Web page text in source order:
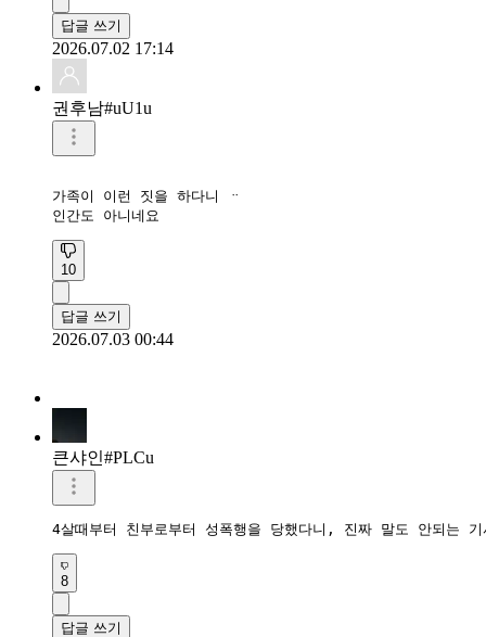
답글 쓰기
2026.07.02 17:14
권후남#uU1u
가족이 이런 짓을 하다니 ᆢ
인간도 아니네요
10
답글 쓰기
2026.07.03 00:44
큰샤인#PLCu
4살때부터 친부로부터 성폭행을 당했다니, 진짜 말도 안되는
8
답글 쓰기